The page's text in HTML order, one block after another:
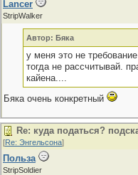
Lancer
StripWalker
Автор: Бяка
у меня это не
тогда не рассчитывай.
кайена....
Бяка очень конкретный
Re: куда податься?
[Re: Энгельсона]
Польза
StripSoldier